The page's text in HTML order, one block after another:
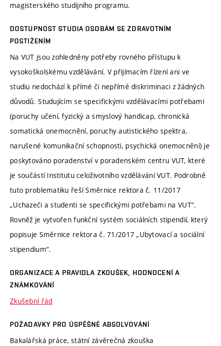
magisterského studijního programu.
DOSTUPNOST STUDIA OSOBÁM SE ZDRAVOTNÍM
POSTIŽENÍM
Na VUT jsou zohledněny potřeby rovného přístupu k
vysokoškolskému vzdělávání. V přijímacím řízení ani ve
studiu nedochází k přímé či nepřímé diskriminaci z žádných
důvodů. Studujícím se specifickými vzdělávacími potřebami
(poruchy učení, fyzický a smyslový handicap, chronická
somatická onemocnění, poruchy autistického spektra,
narušené komunikační schopnosti, psychická onemocnění) je
poskytováno poradenství v poradenském centru VUT, které
je součástí Institutu celoživotního vzdělávání VUT. Podrobně
tuto problematiku řeší Směrnice rektora č. 11/2017
„Uchazeči a studenti se specifickými potřebami na VUT“.
Rovněž je vytvořen funkční systém sociálních stipendií, který
popisuje Směrnice rektora č. 71/2017 „Ubytovací a sociální
stipendium“.
ORGANIZACE A PRAVIDLA ZKOUŠEK, HODNOCENÍ A
ZNÁMKOVÁNÍ
Zkušební řád
POŽADAVKY PRO ÚSPĚŠNÉ ABSOLVOVÁNÍ
Bakalářská práce, státní závěrečná zkouška